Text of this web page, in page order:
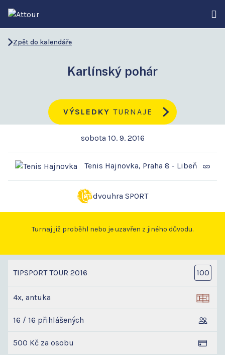
Zpět do kalendáře
Karlínský pohár
VÝSLEDKY TURNAJE
sobota 10. 9. 2016
Tenis Hajnovka, Praha 8 - Libeň
dvouhra SPORT
Turnaj již proběhl nebo je uzavřen z jiného důvodu.
TIPSPORT TOUR 2016 100
4x, antuka
16 / 16 přihlášených
500 Kč za osobu